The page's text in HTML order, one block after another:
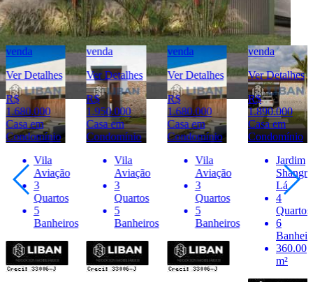
Imóveis Similares
venda
Ver Detalhes
R$
1.950.000
Casa em
Condomínio
Vila
Aviação
3
Quartos
5
Banheiros
venda
Ver Detalhes
R$
1.680.000
Casa em
Condomínio
Vila
Aviação
3
Quartos
5
Banheiros
venda
Ver Detalhes
R$
1.890.000
Casa em
Condomínio
Jardim
Shangri-
Lá
4
Quartos
6
360.00
m²
venda
Ver Detalhes
R$
1.700.000
Casa em
Condomínio
Vila
Aviação
3
Quartos
4